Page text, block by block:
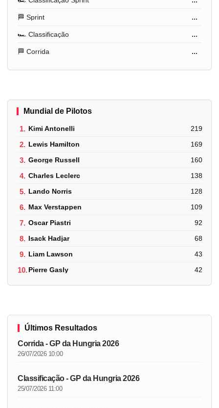
🏁 Sprint ...
🏎️ Classificação ...
🏁 Corrida ...
Mundial de Pilotos
1. Kimi Antonelli 219
2. Lewis Hamilton 169
3. George Russell 160
4. Charles Leclerc 138
5. Lando Norris 128
6. Max Verstappen 109
7. Oscar Piastri 92
8. Isack Hadjar 68
9. Liam Lawson 43
10.Pierre Gasly 42
Últimos Resultados
Corrida - GP da Hungria 2026
26/07/2026 10:00
Classificação - GP da Hungria 2026
25/07/2026 11:00